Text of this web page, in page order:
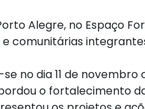
Alegre, no Espaço
comunitárias
no dia 11 de
o fortalecimento